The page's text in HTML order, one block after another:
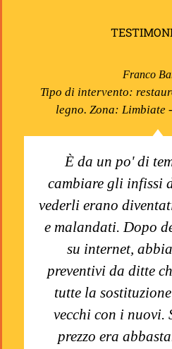
È da un po' di
cambiare gli infissi
vederli erano
e malandati. Dopo
su internet,
preventivi da ditte
tutte la
vecchi con i nuovi.
prezzo era
Franco
Tipo di intervento:
legno. Zona: Limbiate